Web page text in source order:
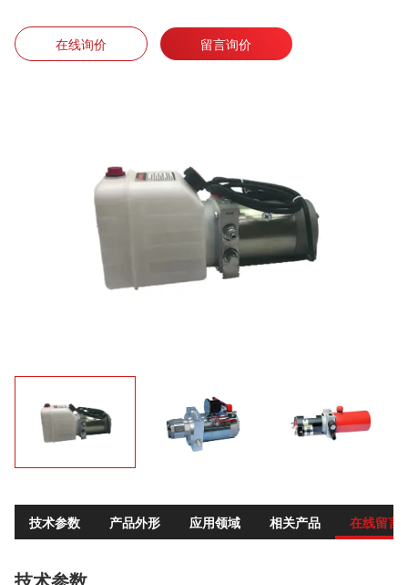
在线询价 留言询价
技术参数 产品外形 应用领域 相关产品 在线留言
技术参数